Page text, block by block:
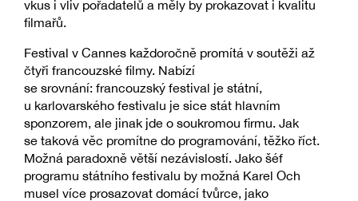
vkus i vliv pořadatelů a měly by prokazovat i kvalitu
filmařů.
Festival v Cannes každoročně promítá v soutěži až
čtyři francouzské filmy. Nabízí
se srovnání: francouzský festival je státní,
u karlovarského festivalu je sice stát hlavním
sponzorem, ale jinak jde o soukromou firmu. Jak
se taková věc promítne do programování, těžko říct.
Možná paradoxně větší nezávislostí. Jako šéf
programu státního festivalu by možná Karel Och
musel více prosazovat domácí tvůrce, jako